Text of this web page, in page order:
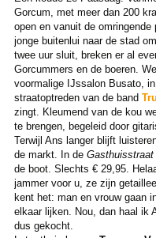
Gorcum, met meer dan 200
open en vanuit de
jonge buitenlui naar de stad
twee uur sluit, breken er al
Gorcummers en de boeren.
voormalige IJssalon Busato,
straatoptreden van de band
zingt. Kleumend van de kou
te brengen, begeleid door
Terwijl Ans langer blijft
de markt. In de Gasthuisstraat
de boot. Slechts € 29,95.
jammer voor u, ze zijn
kent het: man en vrouw gaan
elkaar lijken. Nou, dan haal ik
dus gekocht.